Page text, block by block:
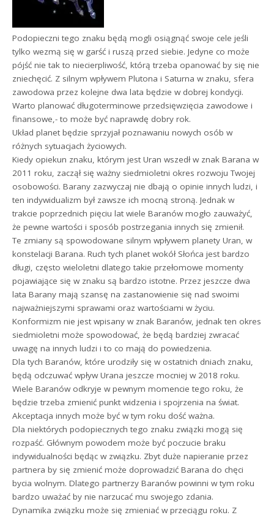
Podopieczni tego znaku będą mogli osiągnąć swoje cele jeśli
tylko wezmą się w garść i ruszą przed siebie. Jedyne co może
pójść nie tak to niecierpliwość, którą trzeba opanować by się nie
zniechęcić. Z silnym wpływem Plutona i Saturna w znaku, sfera
zawodowa przez kolejne dwa lata będzie w dobrej kondycji.
Warto planować długoterminowe przedsięwzięcia zawodowe i
finansowe,- to może być naprawdę dobry rok.
Układ planet będzie sprzyjał poznawaniu nowych osób w
różnych sytuacjach życiowych.
Kiedy opiekun znaku, którym jest Uran wszedł w znak Barana w
2011 roku, zaczął się ważny siedmioletni okres rozwoju Twojej
osobowości. Barany zazwyczaj nie dbają o opinie innych ludzi, i
ten indywidualizm był zawsze ich mocną stroną. Jednak w
trakcie poprzednich pięciu lat wiele Baranów mogło zauważyć,
że pewne wartości i sposób postrzegania innych się zmienił.
Te zmiany są spowodowane silnym wpływem planety Uran, w
konstelacji Barana. Ruch tych planet wokół Słońca jest bardzo
długi, często wieloletni dlatego takie przełomowe momenty
pojawiające się w znaku są bardzo istotne. Przez jeszcze dwa
lata Barany mają szansę na zastanowienie się nad swoimi
najważniejszymi sprawami oraz wartościami w życiu.
Konformizm nie jest wpisany w znak Baranów, jednak ten okres
siedmioletni może spowodować, że będą bardziej zwracać
uwagę na innych ludzi i to co mają do powiedzenia.
Dla tych Baranów, które urodziły się w ostatnich dniach znaku,
będą odczuwać wpływ Urana jeszcze mocniej w 2018 roku.
Wiele Baranów odkryje w pewnym momencie tego roku, że
będzie trzeba zmienić punkt widzenia i spojrzenia na świat.
Akceptacja innych może być w tym roku dość ważna.
Dla niektórych podopiecznych tego znaku związki mogą się
rozpaść. Głównym powodem może być poczucie braku
indywidualności będąc w związku. Zbyt duże napieranie przez
partnera by się zmienić może doprowadzić Barana do chęci
bycia wolnym. Dlatego partnerzy Baranów powinni w tym roku
bardzo uważać by nie narzucać mu swojego zdania.
Dynamika związku może się zmieniać w przeciągu roku. Z